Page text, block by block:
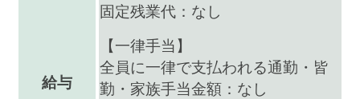
給与
固定残業代：なし
【一律手当】
全員に一律で支払われる通勤・皆
勤・家族手当金額：なし